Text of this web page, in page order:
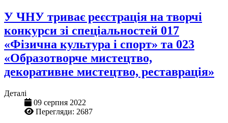
У ЧНУ триває реєстрація на творчі
конкурси зі спеціальностей 017
«Фізична культура і спорт» та 023
«Образотворче мистецтво,
декоративне мистецтво, реставрація»
Деталі
09 серпня 2022
Перегляди: 2687